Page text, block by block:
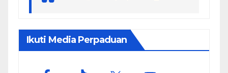
Ikuti Media Perpaduan